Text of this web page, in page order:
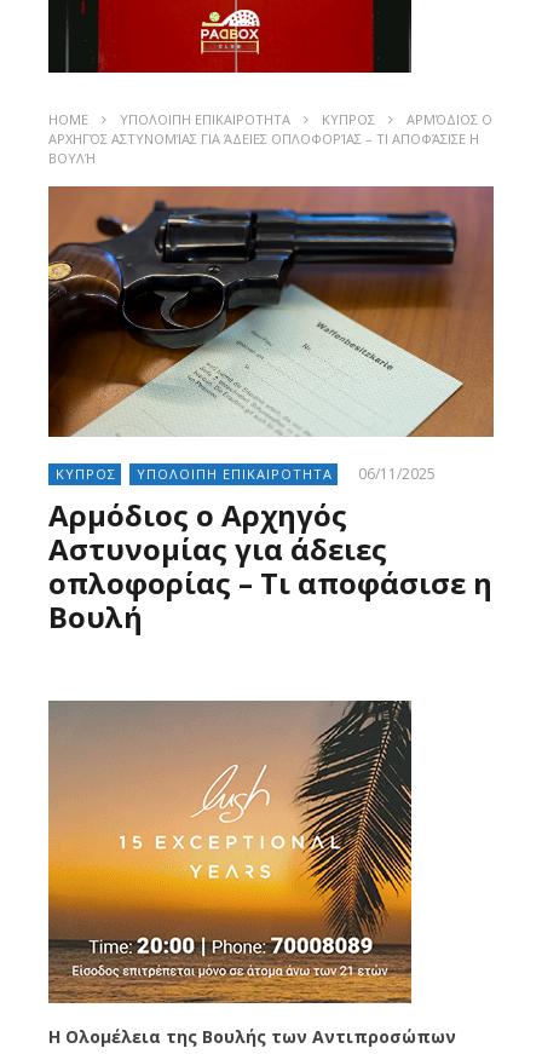
HOME ΥΠΟΛΟΙΠΗ ΕΠΙΚΑΙΡΟΤΗΤΑ ΚΥΠΡΟΣ
ΑΡΜΌΔΙΟΣ Ο
ΑΡΧΗΓΌΣ ΑΣΤΥΝΟΜΊΑΣ ΓΙΑ ΆΔΕΙΕΣ ΟΠΛΟΦΟΡΊΑΣ – ΤΙ ΑΠΟΦΆΣΙΣΕ Η
ΒΟΥΛΉ
ΚΥΠΡΟΣ ΥΠΟΛΟΙΠΗ ΕΠΙΚΑΙΡΟΤΗΤΑ 06/11/2025
Αρμόδιος ο Αρχηγός
Αστυνομίας για άδειες
οπλοφορίας – Τι αποφάσισε η
Βουλή
Η Ολομέλεια της Βουλής των Αντιπροσώπων